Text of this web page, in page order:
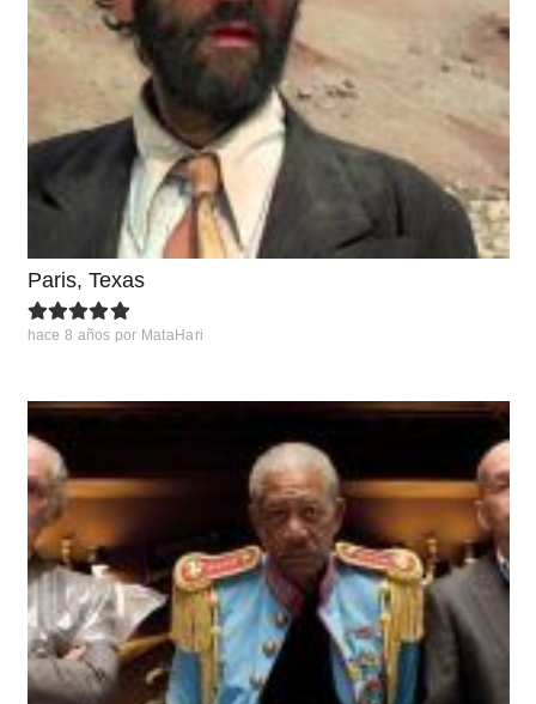
Paris, Texas
hace 8 años por MataHari